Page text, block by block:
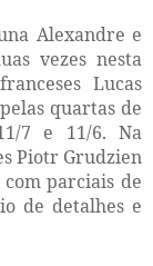
Alexandre e
vezes nesta
Lucas
quartas de
7 e 11/6. Na
Piotr Grudzien
parciais de
de detalhes e